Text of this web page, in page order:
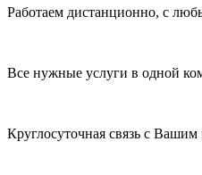
Работаем дистанционно, с
Все нужные услуги в одной
Круглосуточная связь с